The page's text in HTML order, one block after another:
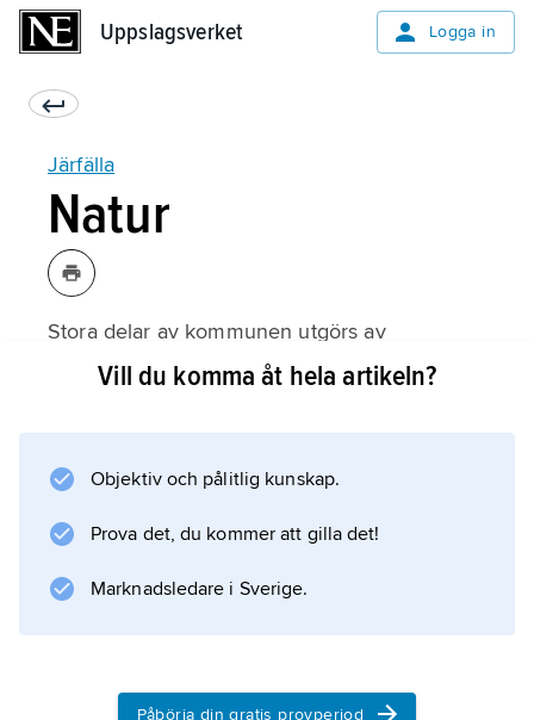
Uppslagsverket Logga in
Järfälla
Natur
Stora delar av kommunen utgörs av
bebyggelse eller vägar. Av de obebyggda
bebyggelse. De är präglade av förkastningar
och uppvisar en kuperad terräng med branta,
Vill du komma åt hela artikeln?
Objektiv och pålitlig kunskap.
Prova det, du kommer att gilla det!
Marknadsledare i Sverige.
Påbörja din gratis provperiod